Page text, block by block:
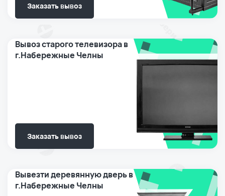
Заказать вывоз
Вывоз старого телевизора в
г.Набережные Челны
Заказать вывоз
Вывезти деревянную дверь в
г.Набережные Челны